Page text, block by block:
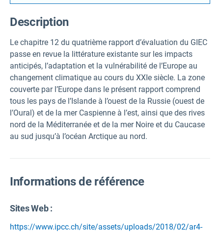
Description
Le chapitre 12 du quatrième rapport d’évaluation du GIEC
passe en revue la littérature existante sur les impacts
anticipés, l’adaptation et la vulnérabilité de l’Europe au
changement climatique au cours du XXIe siècle. La zone
couverte par l’Europe dans le présent rapport comprend
tous les pays de l’Islande à l’ouest de la Russie (ouest de
l’Oural) et de la mer Caspienne à l’est, ainsi que des rives
nord de la Méditerranée et de la mer Noire et du Caucase
au sud jusqu’à l’océan Arctique au nord.
Informations de référence
Sites Web :
https://www.ipcc.ch/site/assets/uploads/2018/02/ar4-